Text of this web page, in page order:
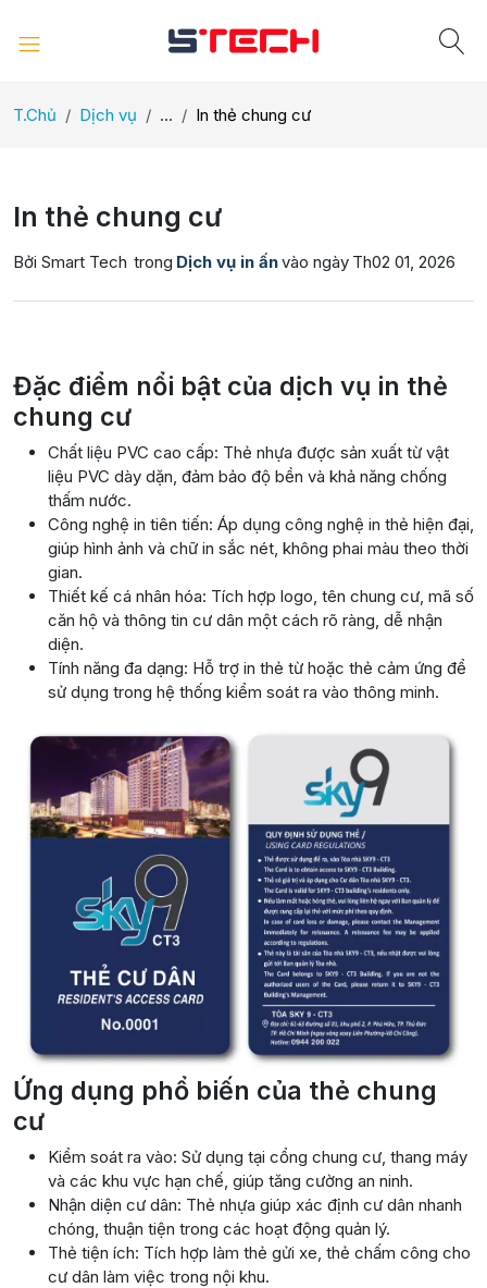
T.Chủ Dịch vụ ... In thẻ chung cư
In thẻ chung cư
Bởi Smart Tech trong Dịch vụ in ấnvào ngày Th02 01, 2026
Đặc điểm nổi bật của dịch vụ in thẻ
chung cư
Chất liệu PVC cao cấp: Thẻ nhựa được sản xuất từ vật
liệu PVC dày dặn, đảm bảo độ bền và khả năng chống
thấm nước.
Công nghệ in tiên tiến: Áp dụng công nghệ in thẻ hiện đại,
giúp hình ảnh và chữ in sắc nét, không phai màu theo thời
gian.
Thiết kế cá nhân hóa: Tích hợp logo, tên chung cư, mã số
căn hộ và thông tin cư dân một cách rõ ràng, dễ nhận
diện.
Tính năng đa dạng: Hỗ trợ in thẻ từ hoặc thẻ cảm ứng để
sử dụng trong hệ thống kiểm soát ra vào thông minh.
Ứng dụng phổ biến của thẻ chung
cư
Kiểm soát ra vào: Sử dụng tại cổng chung cư, thang máy
và các khu vực hạn chế, giúp tăng cường an ninh.
Nhận diện cư dân: Thẻ nhựa giúp xác định cư dân nhanh
chóng, thuận tiện trong các hoạt động quản lý.
Thẻ tiện ích: Tích hợp làm thẻ gửi xe, thẻ chấm công cho
cư dân làm việc trong nội khu.